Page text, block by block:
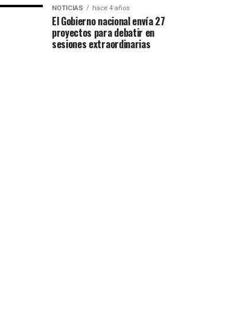
NOTICIAS hace 4 años
El Gobierno nacional envía 27
proyectos para debatir en
sesiones extraordinarias